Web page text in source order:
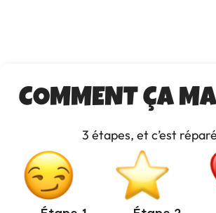
COMMENT ÇA
3 étapes, et c’est